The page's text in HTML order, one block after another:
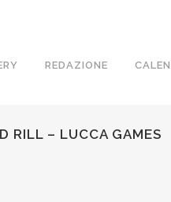
REDAZIONE
RILL – LUCCA GAMES